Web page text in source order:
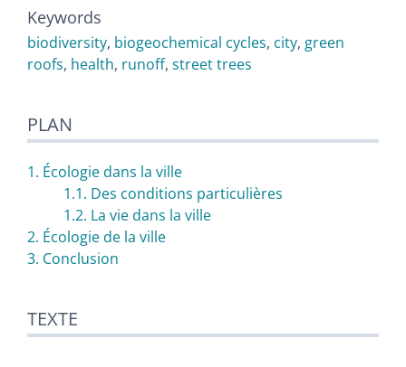
Keywords
biodiversity, biogeochemical cycles, city, green
roofs, health, runoff, street trees
PLAN
1. Écologie dans la ville
1.1. Des conditions particulières
1.2. La vie dans la ville
2. Écologie de la ville
3. Conclusion
TEXTE